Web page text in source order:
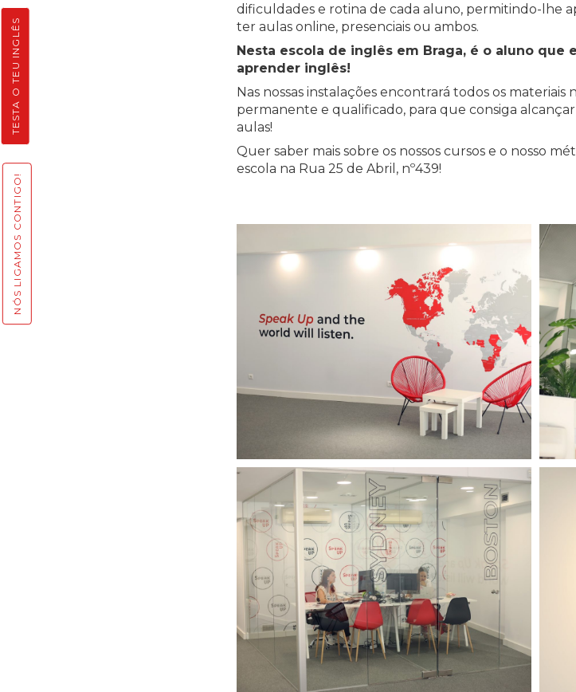
dificuldades e rotina de cada aluno, permitindo-lhe
ter aulas online, presenciais ou ambos.
Nesta escola de inglês em Braga, é o aluno que
aprender inglês!
Nas nossas instalações encontrará todos os
permanente e qualificado, para que consiga
aulas!
Quer saber mais sobre os nossos cursos e o nosso
escola na Rua 25 de Abril, nº439!
NÓS LIGAMOS CONTIGO!
TESTA O TEU INGLÊS